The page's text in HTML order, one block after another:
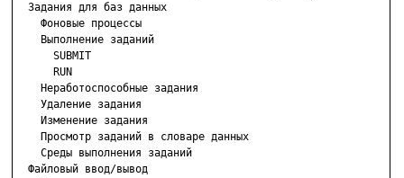
Задания для баз данных
    Фоновые процессы
    Выполнение заданий
      SUBMIT
      RUN
    Неработоспособные задания
    Удаление задания
    Изменение задания
    Просмотр заданий в словаре данных
    Среды выполнения заданий
  Файловый ввод/вывод